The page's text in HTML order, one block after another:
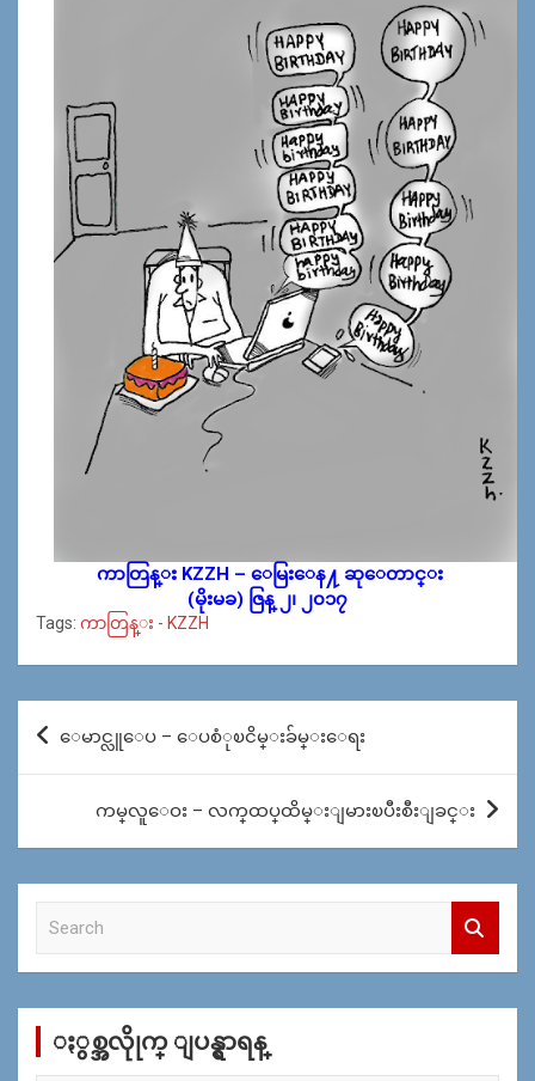
ကာတြန္း KZZH – ေမြးေန႔ ဆုေတာင္း
(မိုးမခ) ဇြန္ ၂၊ ၂၀၁၇
Tags: ကာတြန္း - KZZH
Post
navigation
ေမာင္လူေပ – ေပစံုၿငိမ္းခ်မ္းေရး
ကမ္​လူ​ေဝး – လက္​ထပ္​ထိမ္​းျမားၿပီးစီးျခင္​း
c
ႏွစ္အလိုုက္ ျပန္ရွာရန္